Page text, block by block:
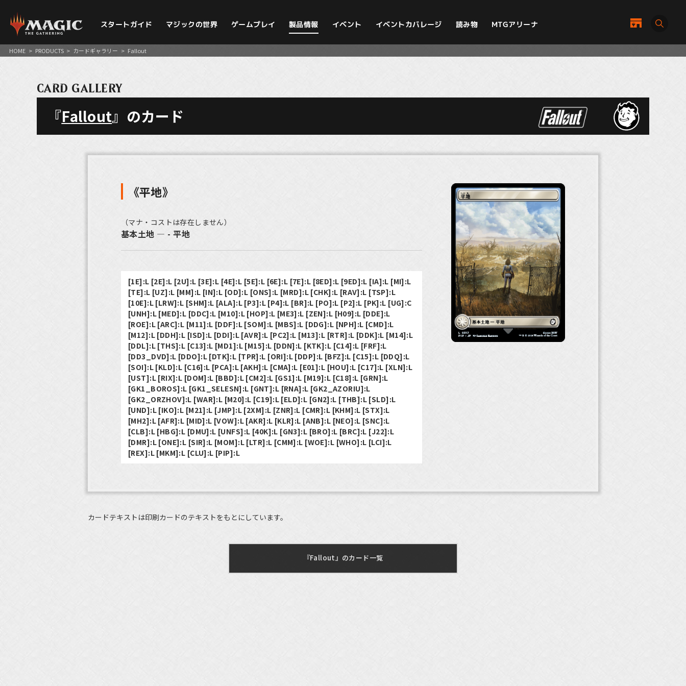
スタートガイド マジックの世界 ゲームプレイ 製品情報 イベント イベントカバレージ 読み物 MTGアリーナ
HOME > PRODUCTS > カードギャラリー > Fallout
CARD GALLERY
『Fallout』のカード
《平地》
（マナ・コストは存在しません）
基本土地 ― - 平地
[1E]:L [2E]:L [2U]:L [3E]:L [4E]:L [5E]:L [6E]:L [7E]:L [8ED]:L [9ED]:L [IA]:L [MI]:L
[TE]:L [UZ]:L [MM]:L [IN]:L [OD]:L [ONS]:L [MRD]:L [CHK]:L [RAV]:L [TSP]:L
[10E]:L [LRW]:L [SHM]:L [ALA]:L [P3]:L [P4]:L [BR]:L [PO]:L [P2]:L [PK]:L [UG]:C
[UNH]:L [MED]:L [DDC]:L [M10]:L [HOP]:L [ME3]:L [ZEN]:L [H09]:L [DDE]:L
[ROE]:L [ARC]:L [M11]:L [DDF]:L [SOM]:L [MBS]:L [DDG]:L [NPH]:L [CMD]:L
[M12]:L [DDH]:L [ISD]:L [DDI]:L [AVR]:L [PC2]:L [M13]:L [RTR]:L [DDK]:L [M14]:L
[DDL]:L [THS]:L [C13]:L [MD1]:L [M15]:L [DDN]:L [KTK]:L [C14]:L [FRF]:L
[DD3_DVD]:L [DDO]:L [DTK]:L [TPR]:L [ORI]:L [DDP]:L [BFZ]:L [C15]:L [DDQ]:L
[SOI]:L [KLD]:L [C16]:L [PCA]:L [AKH]:L [CMA]:L [E01]:L [HOU]:L [C17]:L [XLN]:L
[UST]:L [RIX]:L [DOM]:L [BBD]:L [CM2]:L [GS1]:L [M19]:L [C18]:L [GRN]:L
[GK1_BOROS]:L [GK1_SELESN]:L [GNT]:L [RNA]:L [GK2_AZORIU]:L
[GK2_ORZHOV]:L [WAR]:L [M20]:L [C19]:L [ELD]:L [GN2]:L [THB]:L [SLD]:L
[UND]:L [IKO]:L [M21]:L [JMP]:L [2XM]:L [ZNR]:L [CMR]:L [KHM]:L [STX]:L
[MH2]:L [AFR]:L [MID]:L [VOW]:L [AKR]:L [KLR]:L [ANB]:L [NEO]:L [SNC]:L
[CLB]:L [HBG]:L [DMU]:L [UNFS]:L [40K]:L [GN3]:L [BRO]:L [BRC]:L [J22]:L
[DMR]:L [ONE]:L [SIR]:L [MOM]:L [LTR]:L [CMM]:L [WOE]:L [WHO]:L [LCI]:L
[REX]:L [MKM]:L [CLU]:L [PIP]:L
カードテキストは印刷カードのテキストをもとにしています。
『Fallout』のカード一覧